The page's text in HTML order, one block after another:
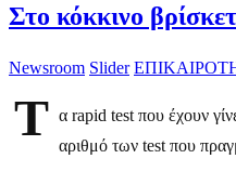
Στο κόκκινο
Newsroom Slider
Τ α rapid test που έχουν
αριθμό των test που